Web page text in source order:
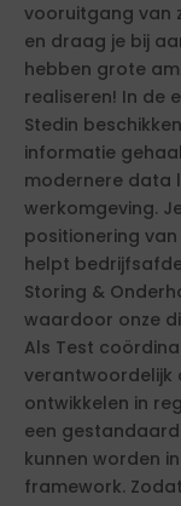
vooruitgang van
en draag je bij
hebben grote
realiseren! In de
Stedin
informatie
modernere data
werkomgeving.
positionering
helpt
Storing &
waardoor onze
Als Test
verantwoordelijk
ontwikkelen in
een
kunnen worden
framework.